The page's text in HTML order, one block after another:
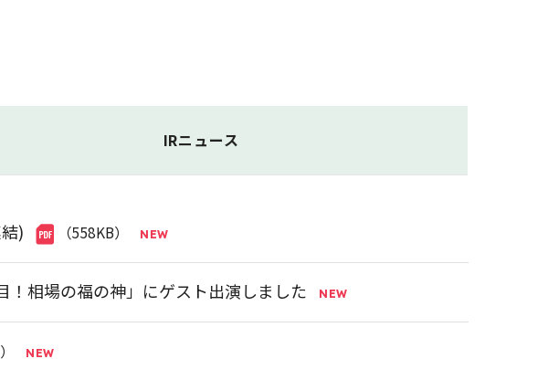
IRニュース
) （558KB）
！相場の福の神」にゲスト出演しました